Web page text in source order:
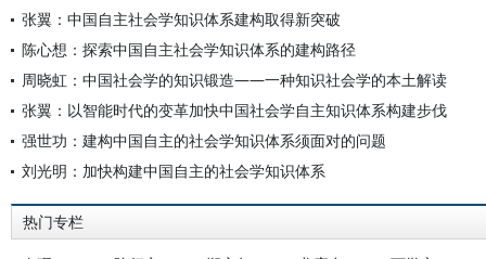
张翼：中国自主社会学知识体系建构取得新突破
陈心想：探索中国自主社会学知识体系的建构路径
周晓虹：中国社会学的知识锻造——一种知识社会学的本土解读
张翼：以智能时代的变革加快中国社会学自主知识体系构建步伐
强世功：建构中国自主的社会学知识体系须面对的问题
刘光明：加快构建中国自主的社会学知识体系
热门专栏